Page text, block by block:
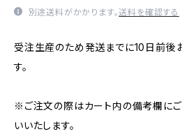
別途送料がかかります。送料を確認する
受注生産のため発送までに10日前後
す。
※ご注文の際はカート内の備考欄に
いいたします。